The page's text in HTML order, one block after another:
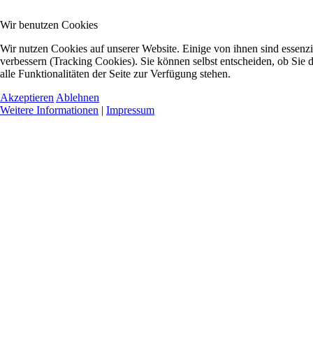
Wir benutzen Cookies
Wir nutzen Cookies auf unserer Website. Einige von ihnen sind
verbessern (Tracking Cookies). Sie können selbst entscheiden, ob
alle Funktionalitäten der Seite zur Verfügung stehen.
Akzeptieren Ablehnen
Weitere Informationen | Impressum